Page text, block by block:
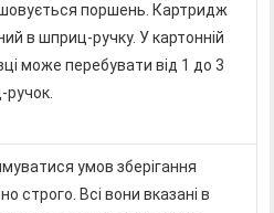
поршень. Картридж
в шприц-ручку. У картонній
може перебувати від 1 до 3
умов зберігання
строго. Всі вони вказані в